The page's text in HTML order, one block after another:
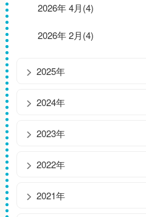
2026年 4月(4)
2026年 2月(4)
2025年
2024年
2023年
2022年
2021年